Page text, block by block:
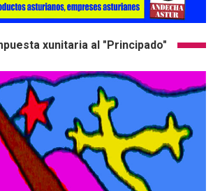
xunitaria al "Principado"